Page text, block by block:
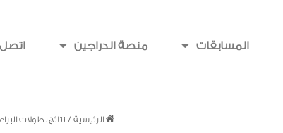
المسابقات منصة الدراجين اتصل
الرئيسية / نتائج بطولات